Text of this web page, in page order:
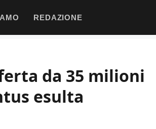
REDAZIONE
da 35 milioni
esulta